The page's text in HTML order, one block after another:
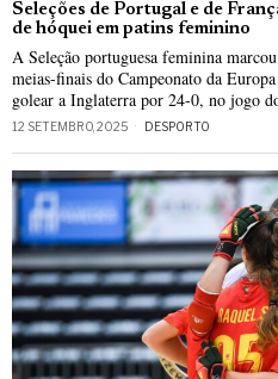
Seleções de Portugal e de
de hóquei em patins feminino
A Seleção portuguesa feminina
meias-finais do Campeonato da
golear a Inglaterra por 24-0, no jogo
12 SETEMBRO, 2025 DESPORTO